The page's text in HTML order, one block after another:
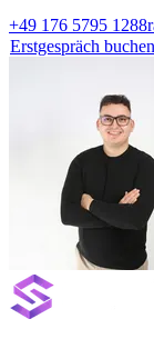
+49 176 5795 1288
Erstgespräch buchen